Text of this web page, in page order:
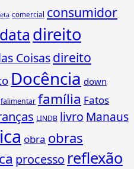
comercial consumidor
data direito
Coisasdireito
Docência down
falimentar família Fatos
LINDB livro Manaus
obra obras
processo reflexão